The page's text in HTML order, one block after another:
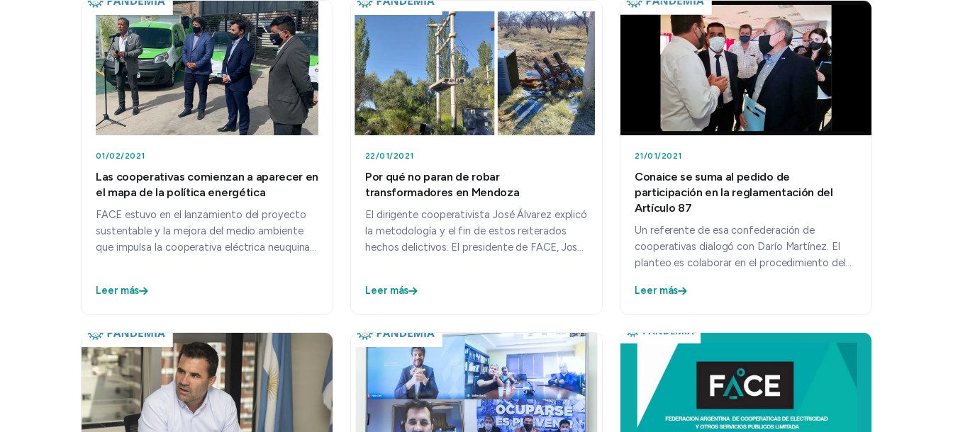
01/02/2021
Las cooperativas comienzan a aparecer en
el mapa de la política energética
FACE estuvo en el lanzamiento del proyecto
sustentable y la mejora del medio ambiente
que impulsa la cooperativa eléctrica neuquina
Leer más
22/01/2021
Por qué no paran de robar
transformadores en Mendoza
El dirigente cooperativista José Álvarez explicó
la metodología y el fin de estos reiterados
hechos delictivos. El presidente de FACE, José
Leer más
21/01/2021
Conaice se suma al pedido de
participación en la reglamentación del
Artículo 87
Un referente de esa confederación de
cooperativas dialogó con Darío Martínez. El
planteo es colaborar en el procedimiento del
Leer más